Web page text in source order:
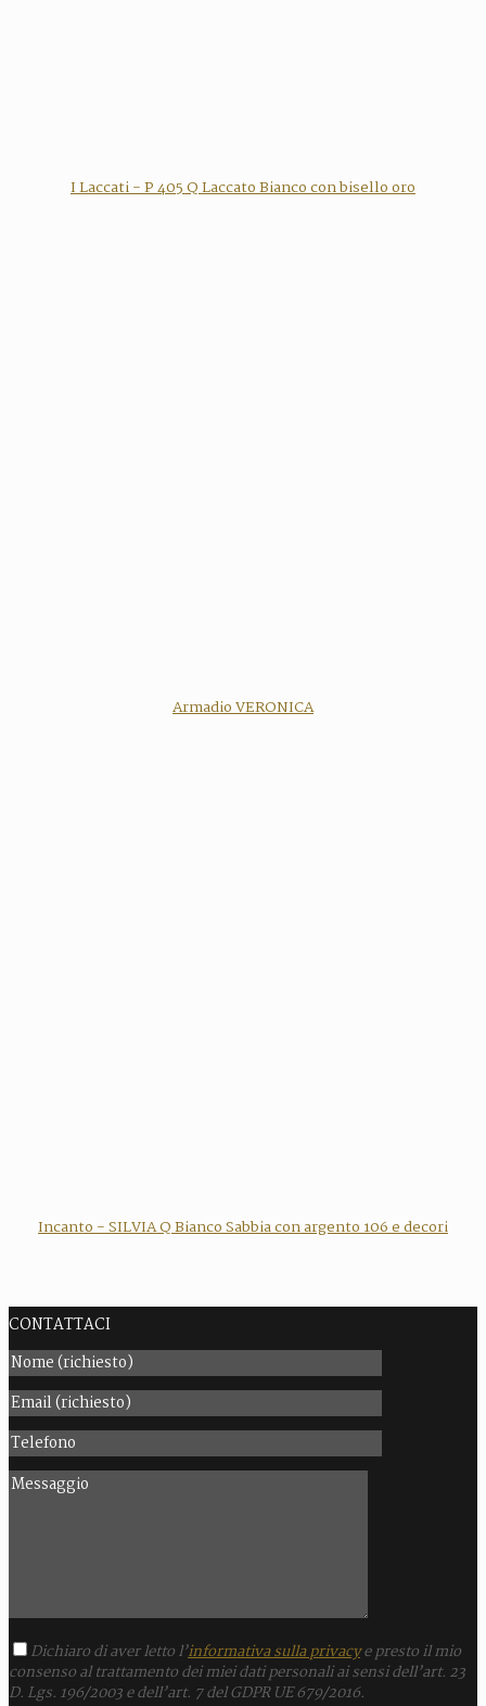
I Laccati - P 405 Q Laccato Bianco con bisello oro
Armadio VERONICA
Incanto - SILVIA Q Bianco Sabbia con argento 106 e decori
CONTATTACI
Dichiaro di aver letto l’informativa sulla privacye presto il mio
consenso al trattamento dei miei dati personali ai sensi dell’art. 23
D. Lgs. 196/2003 e dell’art. 7 del GDPR UE 679/2016.